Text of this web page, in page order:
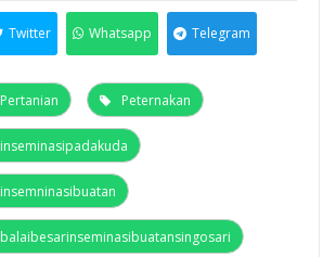
Twitter Whatsapp Telegram
Pertanian Peternakan
inseminasipadakuda
insemninasibuatan
balaibesarinseminasibuatansingosari